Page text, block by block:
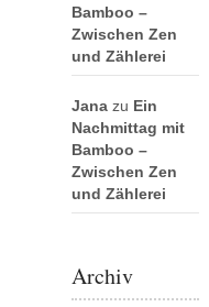
Bamboo –
Zwischen Zen
und Zählerei
Janazu Ein
Nachmittag mit
Bamboo –
Zwischen Zen
und Zählerei
Archiv